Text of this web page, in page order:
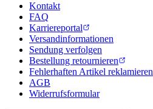
Kontakt
FAQ
Karriereportal
Versandinformationen
Sendung verfolgen
Bestellung retournieren
Fehlerhaften Artikel reklamieren
AGB
Widerrufsformular